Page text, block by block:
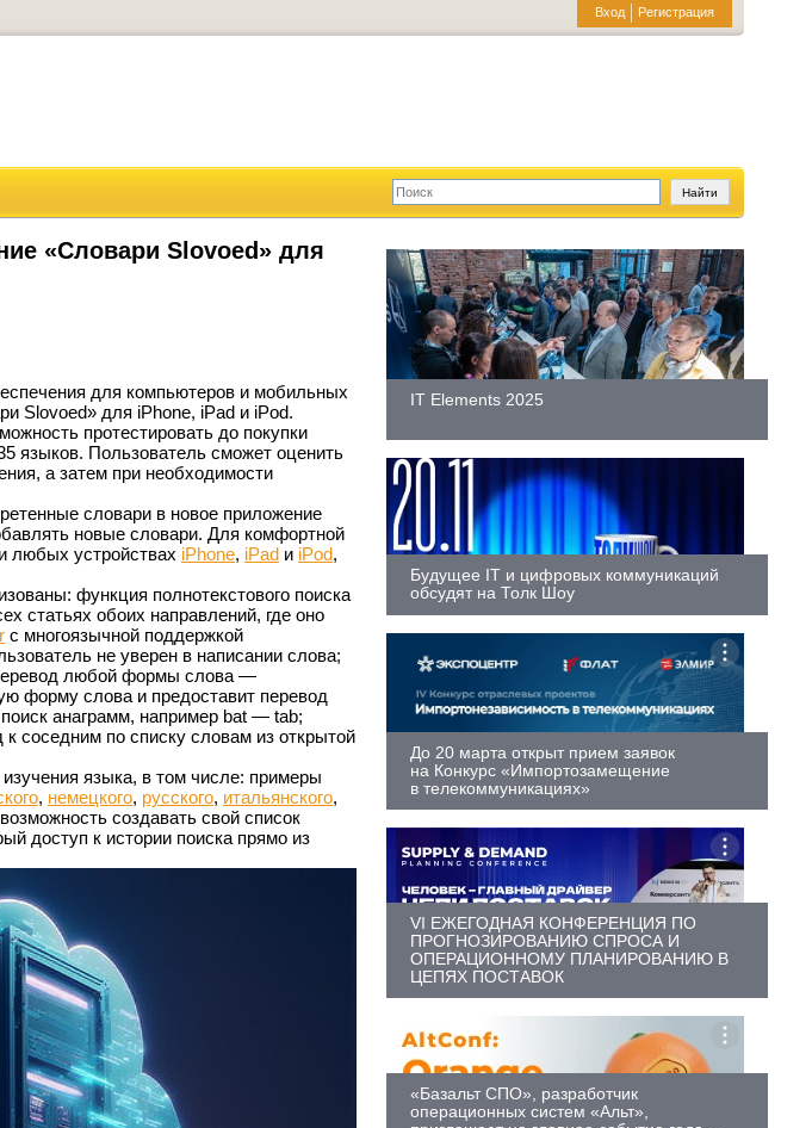
Вход Регистрация
«Словари Slovoed» для
для компьютеров и мобильных
Slovoed» для iPhone, iPad и iPod.
протестировать до покупки
языков. Пользователь сможет оценить
а затем при необходимости
словари в новое приложение
новые словари. Для комфортной
любых устройствах iPhone, iPad и iPod,
функция полнотекстового поиска
статьях обоих направлений, где оно
с многоязычной поддержкой
не уверен в написании слова;
любой формы слова —
форму слова и предоставит перевод
поиск анаграмм, например bat — tab;
соседним по списку словам из открытой
языка, в том числе: примеры
, немецкого, русского, итальянского,
создавать свой список
доступ к истории поиска прямо из
IT Elements 2025
Будущее IT и цифровых коммуникаций
обсудят на Толк Шоу
До 20 марта открыт прием заявок
на Конкурс «Импортозамещение
в телекоммуникациях»
VI ЕЖЕГОДНАЯ КОНФЕРЕНЦИЯ ПО
ПРОГНОЗИРОВАНИЮ СПРОСА И
ОПЕРАЦИОННОМУ ПЛАНИРОВАНИЮ В
ЦЕПЯХ ПОСТАВОК
«Базальт СПО», разработчик
операционных систем «Альт»,